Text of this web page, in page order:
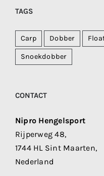
TAGS
Carp Dobber
Snoekdobber
CONTACT
Nipro Hengelsport
Rijperweg 48,
1744 HL Sint Maarten,
Nederland